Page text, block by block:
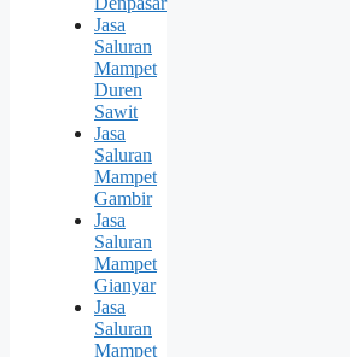
Jasa
Saluran
Mampet
Duren
Sawit
Jasa
Saluran
Mampet
Gambir
Jasa
Saluran
Mampet
Gianyar
Jasa
Saluran
Mampet